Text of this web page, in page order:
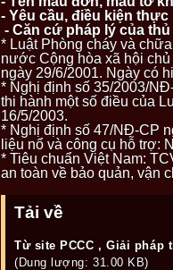
- Yêu cầu, điều kiện
- Căn cứ pháp lý của
* Luật Phòng cháy và
nước Cộng hòa xã hội
ngày 29/6/2001. Ngày có
* Nghị định số 35/2003/
thi hành một số điều của
16/5/2003.
* Nghị định số 47/NĐ-CP
liệu nổ và công cụ hỗ trợ:
* Tiêu chuẩn Việt Nam:
an toàn về bảo quản, vận
Tải về
Từ site PCCC , Giải pháp
(Dung lượng: 31.00 KB)